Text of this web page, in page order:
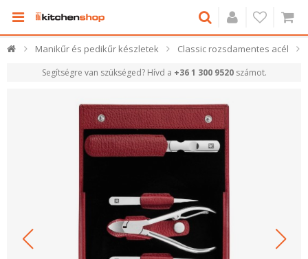
Manikűr és pedikűr készletek Classic rozsdamentes acél
Segítségre van szükséged? Hívd a +36 1 300 9520számot.